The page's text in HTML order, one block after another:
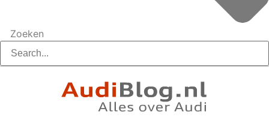
Zoeken